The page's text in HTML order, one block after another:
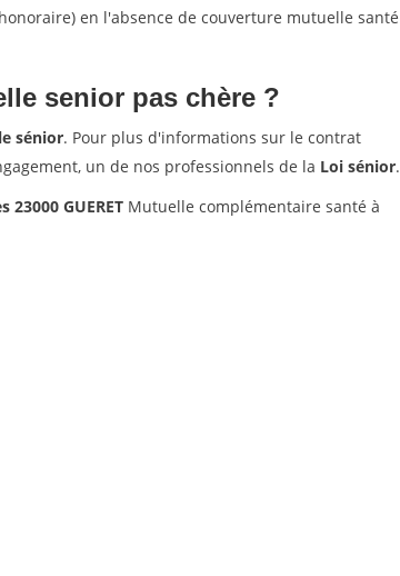
en l'absence de couverture mutuelle santé
senior pas chère ?
sénior. Pour plus d'informations sur le contrat
un de nos professionnels de la Loi sénior.
GUERET Mutuelle complémentaire santé à